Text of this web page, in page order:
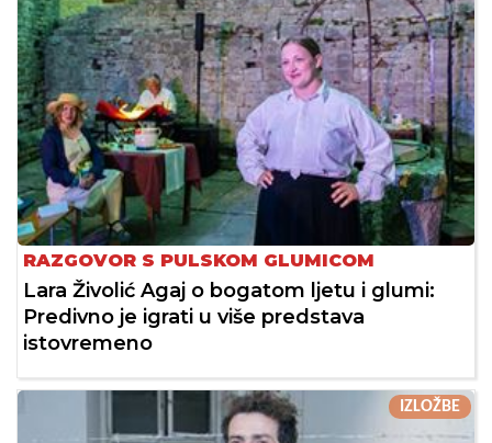
RAZGOVOR S PULSKOM GLUMICOM
Lara Živolić Agaj o bogatom ljetu i glumi:
Predivno je igrati u više predstava
istovremeno
IZLOŽBE